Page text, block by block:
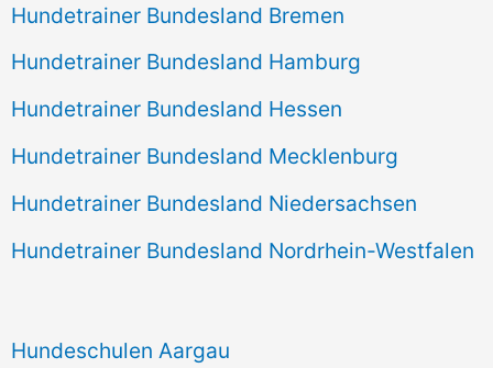
Hundetrainer Bundesland Bremen
Hundetrainer Bundesland Hamburg
Hundetrainer Bundesland Hessen
Hundetrainer Bundesland Mecklenburg
Hundetrainer Bundesland Niedersachsen
Hundetrainer Bundesland Nordrhein-Westfalen
Hundeschulen Aargau